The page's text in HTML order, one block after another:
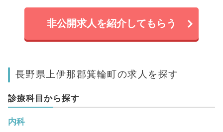
非公開求人を紹介してもらう
長野県上伊那郡箕輪町の求人を探す
診療科目から探す
内科